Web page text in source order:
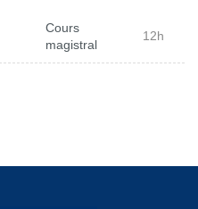
Cours
magistral
12h